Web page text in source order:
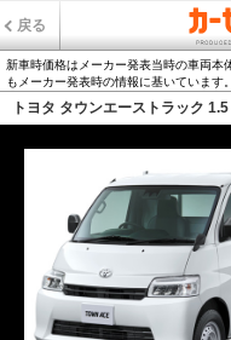
戻る
新車時価格はメーカー発表当時の車両本
もメーカー発表時の情報に基いています。
トヨタ タウンエーストラック